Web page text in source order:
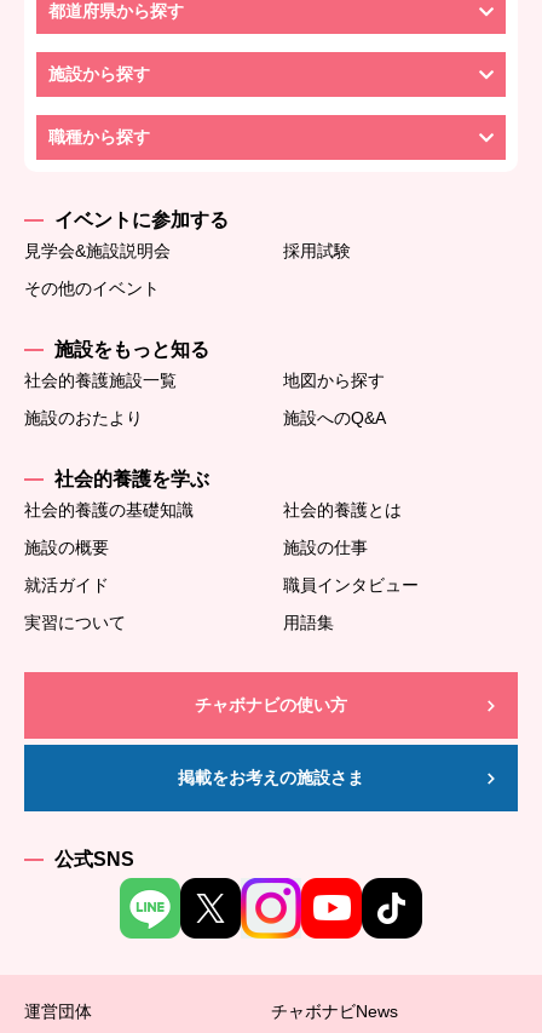
都道府県から探す
施設から探す
職種から探す
イベントに参加する
見学会&施設説明会
採用試験
その他のイベント
施設をもっと知る
社会的養護施設一覧
地図から探す
施設のおたより
施設へのQ&A
社会的養護を学ぶ
社会的養護の基礎知識
社会的養護とは
施設の概要
施設の仕事
就活ガイド
職員インタビュー
実習について
用語集
チャボナビの使い方
掲載をお考えの施設さま
公式SNS
運営団体 チャボナビNews